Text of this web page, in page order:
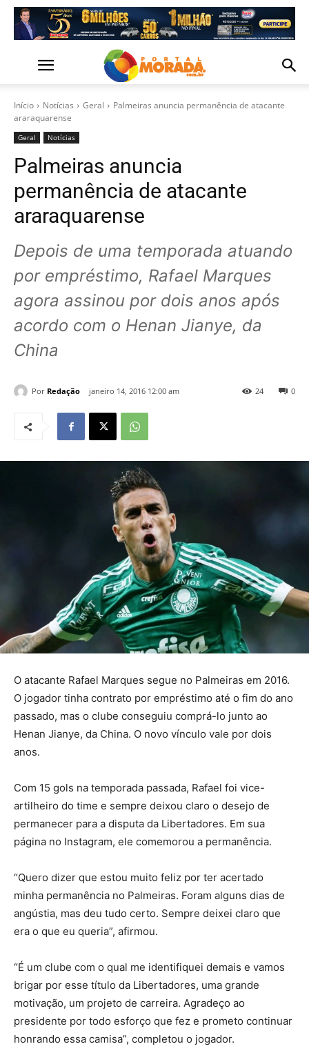
Início Notícias Geral
Palmeiras anuncia permanência de atacante
araraquarense
Geral Notícias
Palmeiras anuncia
permanência de atacante
araraquarense
Depois de uma temporada atuando
por empréstimo, Rafael Marques
agora assinou por dois anos após
acordo com o Henan Jianye, da
China
Por Redação janeiro 14, 2016 12:00 am 0
24
O atacante Rafael Marques segue no Palmeiras em 2016.
O jogador tinha contrato por empréstimo até o fim do ano
passado, mas o clube conseguiu comprá-lo junto ao
Henan Jianye, da China. O novo vínculo vale por dois
anos.
Com 15 gols na temporada passada, Rafael foi vice-
artilheiro do time e sempre deixou claro o desejo de
permanecer para a disputa da Libertadores. Em sua
página no Instagram, ele comemorou a permanência.
“Quero dizer que estou muito feliz por ter acertado
minha permanência no Palmeiras. Foram alguns dias de
angústia, mas deu tudo certo. Sempre deixei claro que
era o que eu queria”, afirmou.
“É um clube com o qual me identifiquei demais e vamos
brigar por esse título da Libertadores, uma grande
motivação, um projeto de carreira. Agradeço ao
presidente por todo esforço que fez e prometo continuar
honrando essa camisa”, completou o jogador.